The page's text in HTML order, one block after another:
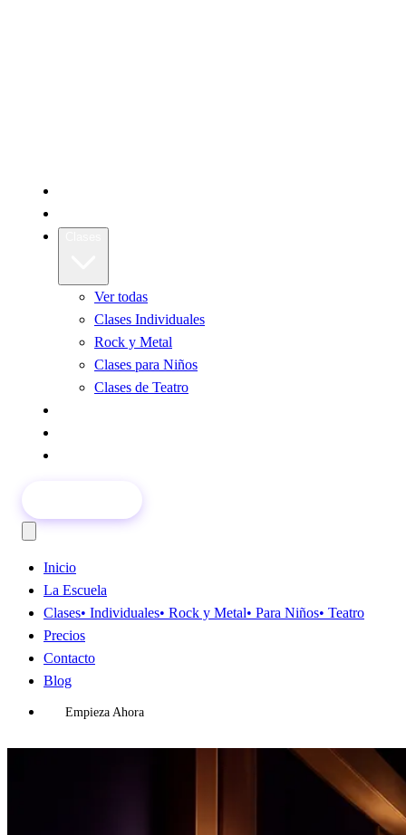
Ver todas
Clases Individuales
Rock y Metal
Clases para Niños
Clases de Teatro
Inicio
La Escuela
Clases• Individuales• Rock y Metal• Para Niños• Teatro
Precios
Contacto
Blog
Empieza Ahora